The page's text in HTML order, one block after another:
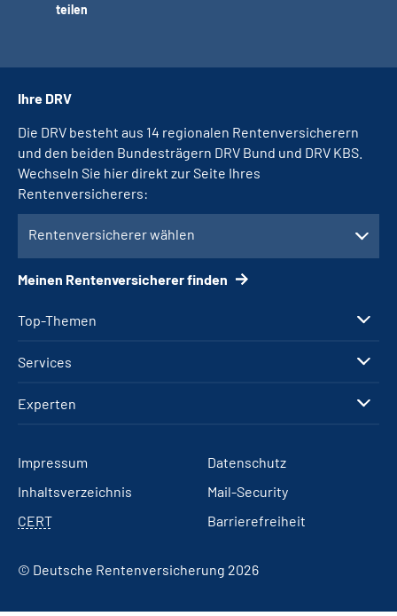
teilen
Top-Themen
Services
Experten
Ihre DRV
Die DRV besteht aus 14 regionalen Rentenversicherern
und den beiden Bundesträgern DRV Bund und DRV KBS.
Wechseln Sie hier direkt zur Seite Ihres
Rentenversicherers:
Rentenversicherer wählen
Meinen Rentenversicherer finden
Impressum
Datenschutz
Inhaltsverzeichnis
Mail-Security
CERT
Barrierefreiheit
© Deutsche Rentenversicherung 2026